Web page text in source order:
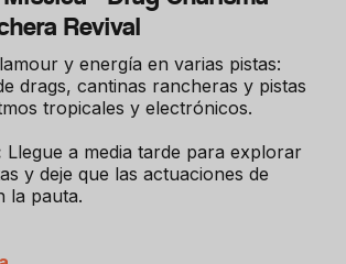
Revival
y energía en varias pistas:
drags, cantinas rancheras y pistas
tropicales y electrónicos.
Llegue a media tarde para explorar
y deje que las actuaciones de
la pauta.